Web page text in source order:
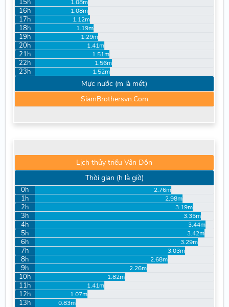
15h 1.08m
16h 1.08m
17h 1.12m
18h 1.19m
19h 1.29m
20h 1.41m
21h 1.51m
22h 1.56m
23h 1.52m
Mực nước (m là mét)
SiamBrothersvn.Com
Lịch thủy triều Vân Đồn
Thời gian (h là giờ)
0h 2.76m
1h 2.98m
2h 3.19m
3h 3.35m
4h 3.44m
5h 3.42m
6h 3.29m
7h 3.03m
8h 2.68m
9h 2.26m
10h 1.82m
11h 1.41m
12h 1.07m
13h 0.83m